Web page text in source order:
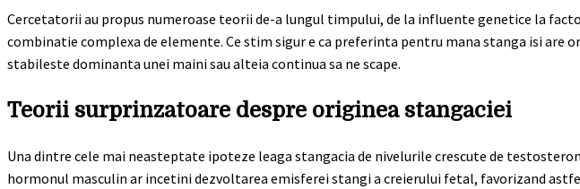
Cercetatorii au propus numeroase teorii de-a lungul timpului, de la influente genetice la
combinatie complexa de elemente. Ce stim sigur e ca preferinta pentru mana stanga isi are
stabileste dominanta unei maini sau alteia continua sa ne scape.
Teorii surprinzatoare despre originea stangaciei
Una dintre cele mai neasteptate ipoteze leaga stangacia de nivelurile crescute de
hormonul masculin ar incetini dezvoltarea emisferei stangi a creierului fetal, favorizand